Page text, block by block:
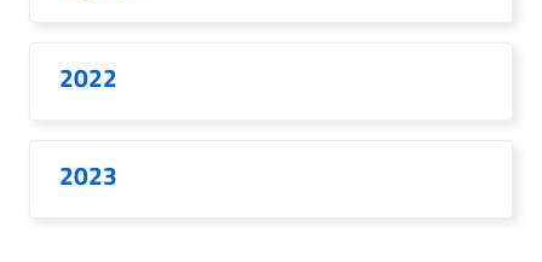
2022
2023